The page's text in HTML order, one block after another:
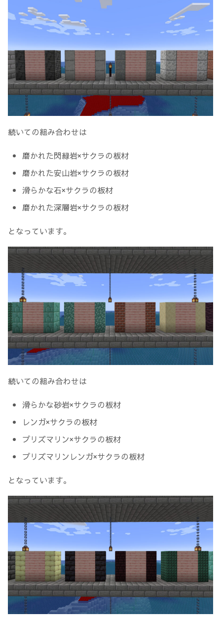
続いての組み合わせは
磨かれた閃緑岩×サクラの板材
磨かれた安山岩×サクラの板材
滑らかな石×サクラの板材
磨かれた深層岩×サクラの板材
となっています。
続いての組み合わせは
滑らかな砂岩×サクラの板材
レンガ×サクラの板材
プリズマリン×サクラの板材
プリズマリンレンガ×サクラの板材
となっています。